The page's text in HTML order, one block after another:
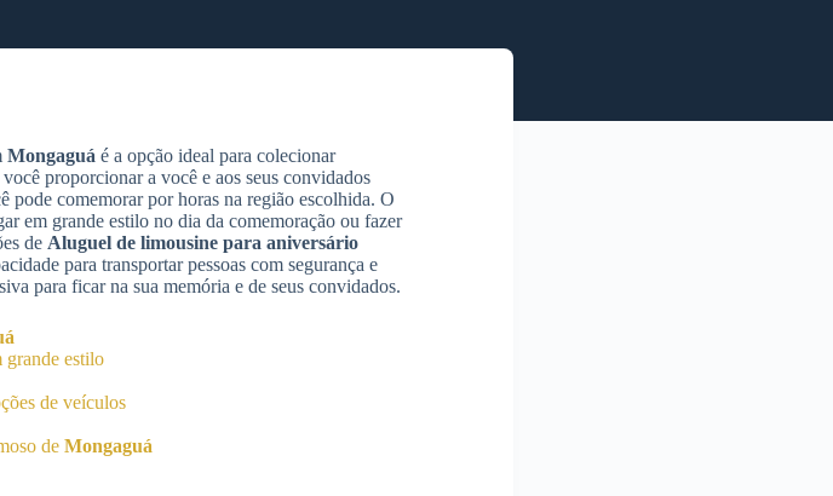
Mongaguá é a opção ideal para colecionar
proporcionar a você e aos seus convidados
pode comemorar por horas na região escolhida. O
em grande estilo no dia da comemoração ou fazer
de Aluguel de limousine para aniversário
para transportar pessoas com segurança e
para ficar na sua memória e de seus convidados.
grande estilo
de veículos
de Mongaguá